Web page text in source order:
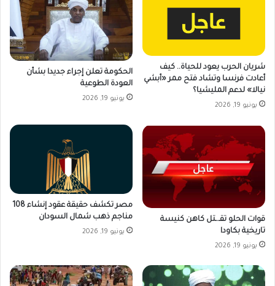
شريان الحرب يعود للحياة.. كيف
أعادت فرنسا وتشاد فتح ممر «أبشي
نيالا» لدعم المليشيا؟
يونيو 19, 2026
الحكومة تعلن إجراء جديدا بشأن
العودة الطوعية
يونيو 19, 2026
قوات الحلو تقـ.ـتل كاهن كنيسة
تاريخية بكاودا
يونيو 19, 2026
مصر تكشف حقيقة عقود إنشاء 108
مناجم ذهب شمال السودان
يونيو 19, 2026